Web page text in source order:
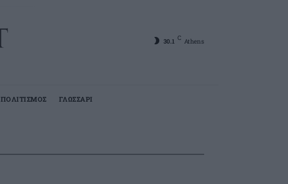
30.1 C Athens
ΠΟΛΙΤΙΣΜΟΣ ΓΛΩΣΣΑΡΙ